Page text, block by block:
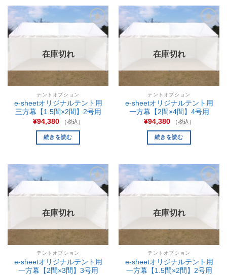
お気
に入
在庫切れ
テントオプション
e-sheetオリジナルテント用
三方幕【1.5間×2間】2号用
¥94,380 （税込）
続きを読む
お気
に入
在庫切れ
テントオプション
e-sheetオリジナルテント用
一方幕【2間×4間】4号用
¥94,380 （税込）
続きを読む
お気
に入
在庫切れ
テントオプション
e-sheetオリジナルテント用
一方幕【2間×3間】3号用
お気
に入
在庫切れ
テントオプション
e-sheetオリジナルテント用
一方幕【1.5間×2間】2号用